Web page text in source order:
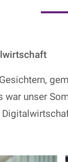
unser